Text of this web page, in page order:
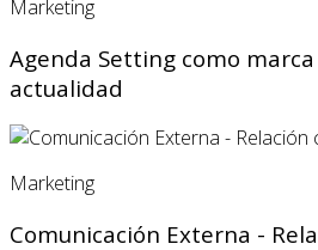
Marketing
Agenda Setting como
actualidad
Marketing
Comunicación Externa -